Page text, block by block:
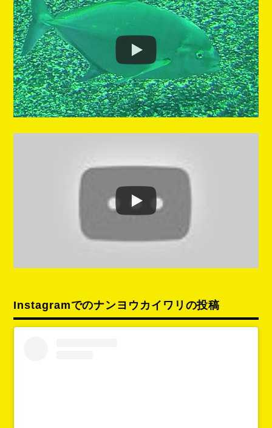
Instagramでのナンヨウカイワリの投稿